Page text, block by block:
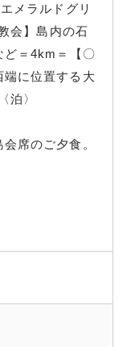
メラルドグリ
会】島内の石
ど＝4km＝【〇
に位置する大
泊〉
席のご夕食。